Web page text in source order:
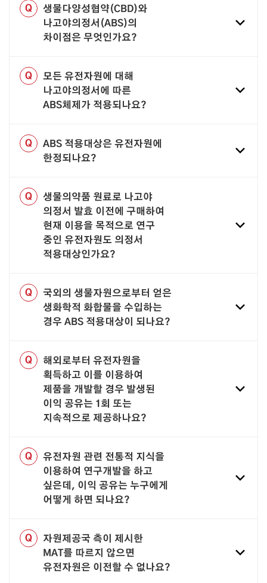
Q
생물다양성협약(CBD)와
나고야의정서(ABS)의
차이점은 무엇인가요?
Q
모든 유전자원에 대해
나고야의정서에 따른
ABS체제가 적용되나요?
Q
ABS 적용대상은 유전자원에
한정되나요?
Q
생물의약품 원료로 나고야
의정서 발효 이전에 구매하여
현재 이용을 목적으로 연구
중인 유전자원도 의정서
적용대상인가요?
Q
국외의 생물자원으로부터 얻은
생화학적 화합물을 수입하는
경우 ABS 적용대상이 되나요?
Q
해외로부터 유전자원을
획득하고 이를 이용하여
제품을 개발할 경우 발생된
이익 공유는 1회 또는
지속적으로 제공하나요?
Q
유전자원 관련 전통적 지식을
이용하여 연구개발을 하고
싶은데, 이익 공유는 누구에게
어떻게 하면 되나요?
Q
자원제공국 측이 제시한
MAT를 따르지 않으면
유전자원은 이전할 수 없나요?